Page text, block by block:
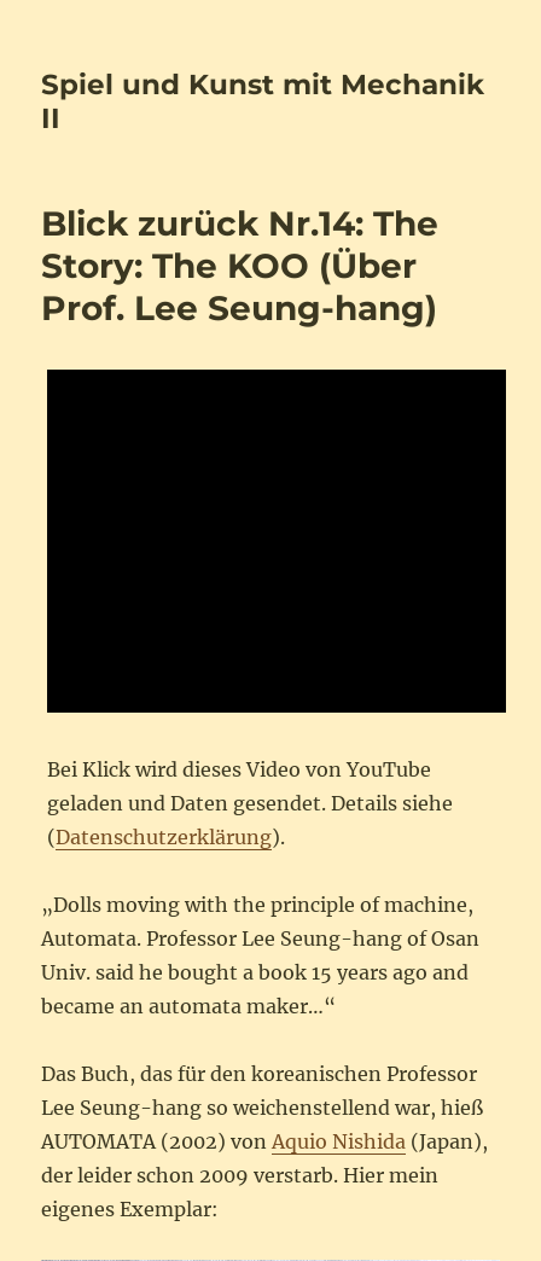
Spiel und Kunst mit Mechanik
II
Blick zurück Nr.14: The
Story: The KOO (Über
Prof. Lee Seung-hang)
Bei Klick wird dieses Video von YouTube
geladen und Daten gesendet. Details siehe
(Datenschutzerklärung).
„Dolls moving with the principle of machine,
Automata. Professor Lee Seung-hang of Osan
Univ. said he bought a book 15 years ago and
became an automata maker…“
Das Buch, das für den koreanischen Professor
Lee Seung-hang so weichenstellend war, hieß
AUTOMATA (2002) vonAquio Nishida (Japan),
der leider schon 2009 verstarb. Hier mein
eigenes Exemplar: